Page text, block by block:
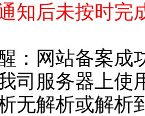
知后未按时完
：网站备案成
司服务器上使
无解析或解析